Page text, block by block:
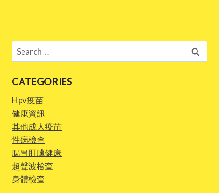
Search
for:
CATEGORIES
Hpv疫苗
健康資訊
其他成人疫苗
性病檢查
腸胃肝臟健康
超聲波檢查
身體檢查